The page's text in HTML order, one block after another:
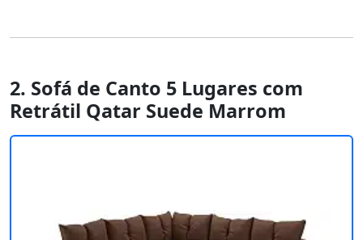
2. Sofá de Canto 5 Lugares com
Retrátil Qatar Suede Marrom